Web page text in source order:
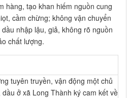
hàng, tạo khan hiếm nguồn cung
cầm chừng; không vận chuyển
nhập lậu, giả, không rõ nguồn
chất lượng.
tuyên truyền, vận động một chủ
ở xã Long Thành ký cam kết về